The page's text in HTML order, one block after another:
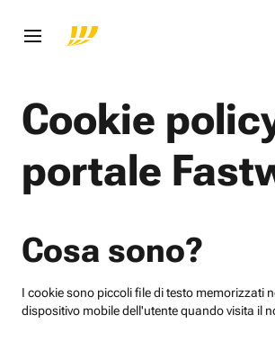
Cookie
portale
Cosa sono?
I cookie sono piccoli file di testo memorizzati
dispositivo mobile dell'utente quando visita il